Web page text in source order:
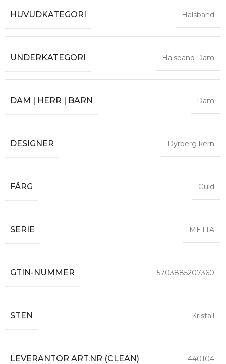
HUVUDKATEGORI Halsband
UNDERKATEGORI Halsband Dam
DAM | HERR | BARN Dam
DESIGNER Dyrberg kern
FÄRG Guld
SERIE METTA
GTIN-NUMMER 5703885207360
STEN Kristall
LEVERANTÖR ART.NR (CLEAN) 440104